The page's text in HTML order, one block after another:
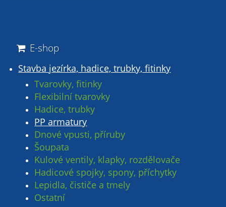
E-shop
Stavba jezírka, hadice, trubky, fitinky
Tvarovky, fitinky
Flexibilní tvarovky
Hadice, trubky
PP armatury
Dnové vpusti, příruby
Šoupata
Kulové ventily, klapky, rozdělovače
Hadicové spojky, spony, příchytky
Lepidla, čističe a tmely
Ostatní